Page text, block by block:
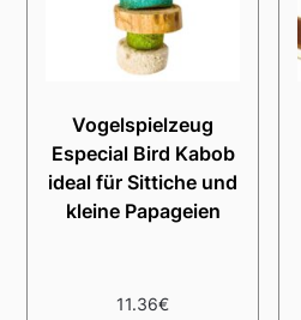
Vogelspielzeug
Especial Bird Kabob
ideal für Sittiche und
kleine Papageien
11.36€